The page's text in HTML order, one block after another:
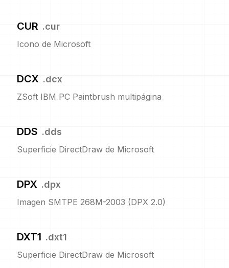
CUR .cur
Icono de Microsoft
DCX .dcx
ZSoft IBM PC Paintbrush multipágina
DDS .dds
Superficie DirectDraw de Microsoft
DPX .dpx
Imagen SMTPE 268M-2003 (DPX 2.0)
DXT1 .dxt1
Superficie DirectDraw de Microsoft